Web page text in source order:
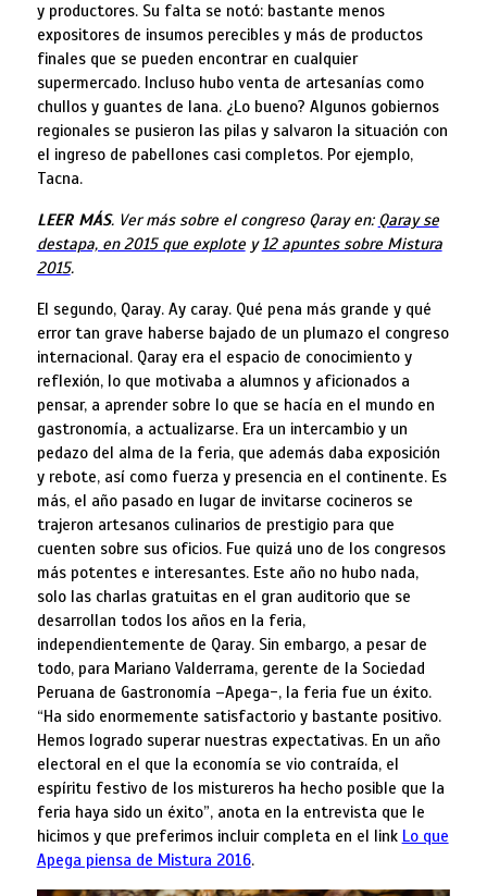
y productores. Su falta se notó: bastante menos
expositores de insumos perecibles y más de productos
finales que se pueden encontrar en cualquier
supermercado. Incluso hubo venta de artesanías como
chullos y guantes de lana. ¿Lo bueno? Algunos gobiernos
regionales se pusieron las pilas y salvaron la situación con
el ingreso de pabellones casi completos. Por ejemplo,
Tacna.
LEER MÁS. Ver más sobre el congreso Qaray en: Qaray se
destapa, en 2015 que explotey12 apuntes sobre Mistura
2015.
El segundo, Qaray. Ay caray. Qué pena más grande y qué
error tan grave haberse bajado de un plumazo el congreso
internacional. Qaray era el espacio de conocimiento y
reflexión, lo que motivaba a alumnos y aficionados a
pensar, a aprender sobre lo que se hacía en el mundo en
gastronomía, a actualizarse. Era un intercambio y un
pedazo del alma de la feria, que además daba exposición
y rebote, así como fuerza y presencia en el continente. Es
más, el año pasado en lugar de invitarse cocineros se
trajeron artesanos culinarios de prestigio para que
cuenten sobre sus oficios. Fue quizá uno de los congresos
más potentes e interesantes. Este año no hubo nada,
solo las charlas gratuitas en el gran auditorio que se
desarrollan todos los años en la feria,
independientemente de Qaray. Sin embargo, a pesar de
todo, para Mariano Valderrama, gerente de la Sociedad
Peruana de Gastronomía –Apega-, la feria fue un éxito.
“Ha sido enormemente satisfactorio y bastante positivo.
Hemos logrado superar nuestras expectativas. En un año
electoral en el que la economía se vio contraída, el
espíritu festivo de los mistureros ha hecho posible que la
feria haya sido un éxito”, anota en la entrevista que le
hicimos y que preferimos incluir completa en el link Lo que
Apega piensa de Mistura 2016.